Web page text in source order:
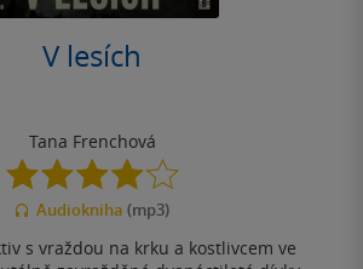
V lesích
Tana Frenchová
4.1
z
5
Audiokniha (mp3)
s vraždou na krku a kostlivcem ve